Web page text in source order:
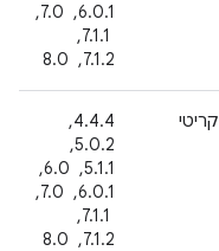
6.0.1, ‏ 7.0,
‏ 7.1.1, ‏
7.1.2, ‏ 8.0
קריטי
4.4.4, ‏
5.0.2, ‏
5.1.1, ‏ 6.0, ‏
6.0.1, ‏ 7.0,
‏ 7.1.1, ‏
7.1.2, ‏ 8.0